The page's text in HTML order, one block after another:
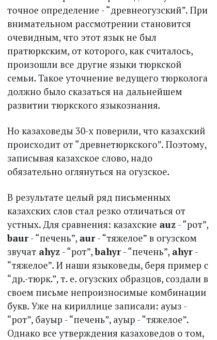
точное определение - “древне­огузский”. При
внимательном рассмотрении становится
очевидным, что этот язык не был
пратюркским, от которого, как считалось,
произошли все другие языки тюркской
семьи. Такое уточнение ведущего тюрколога
должно было сказаться на дальнейшем
развитии тюркского языкознания.
Но казаховеды 30-х поверили, что казахский
происходит от “древнетюркского”. Поэтому,
записывая казахское слово, надо
обязательно оглянуться на огузское.
В результате целый ряд письменных
казахских слов стал резко отличаться от
устных. Для сравнения: казахские auz - “рот”,
baur - “печень”, aur - “тяжелое” в огузском
звучат ahyz - “рот”,bahyr - “печень”, ahyr -
“тяжелое”. И наши языковеды, беря пример с
“др.-тюрк.”, т. е. огузских образцов, создали в
своем письме непроизносимые комбинации
букв. Уже на кириллице записали: ауыз -
“рот”, бауыр - “печень”, ауыр - “тяжелое”.
Однако все утверждения казаховедов о том,